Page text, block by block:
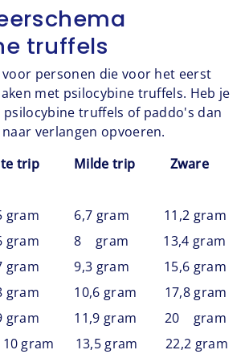
truffels
voor personen die voor het eerst
met psilocybine truffels. Heb je
truffels of paddo's dan
verlangen opvoeren.
trip Milde trip Zware
5 gram 6,7 gram 11,2 gram
6 gram 8 gram 13,4 gram
7 gram 9,3 gram 15,6 gram
8 gram 10,6 gram 17,8 gram
9 gram 11,9 gram 20 gram
10 gram 13,5 gram 22,2 gram